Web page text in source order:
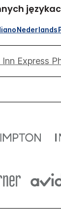
Nederlands
Express